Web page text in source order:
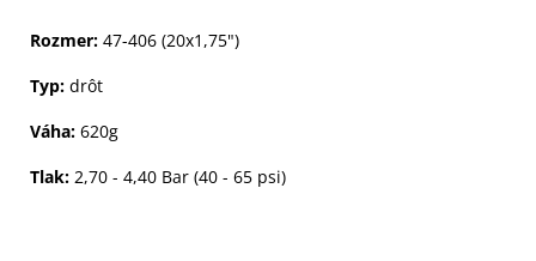
Rozmer: 47-406 (20x1,75")
Typ: drôt
Váha: 620g
Tlak: 2,70 - 4,40 Bar (40 - 65 psi)